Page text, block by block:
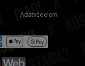
Adatvédelem